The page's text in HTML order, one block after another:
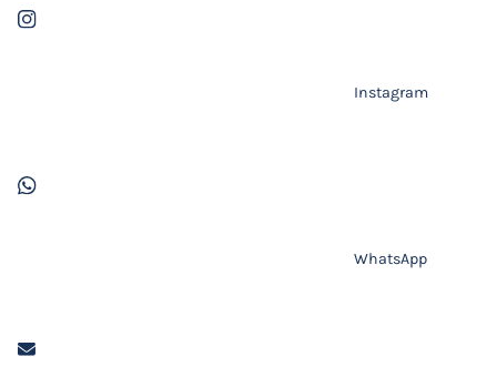
Instagram
WhatsApp